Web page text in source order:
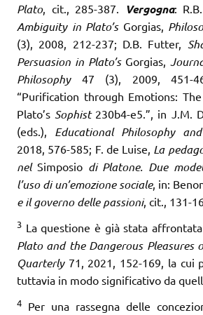
Plato, cit., 285-387. Vergogna:
Ambiguity in Plato’s Gorgias,
(3), 2008, 212-237; D.B. Futter,
Persuasion in Plato’s Gorgias,
Philosophy 47 (3), 2009, 451-
“Purification through Emotions:
Plato’s Sophist 230b4-e5.”, in J.M.
(eds.), Educational Philosophy
2018, 576-585; F. de Luise, La
nel Simposio di Platone. Due
l’uso di un’emozione sociale, in:
e il governo delle passioni, cit., 131-
3 La questione è già stata
Plato and the Dangerous Pleasures
Quarterly 71, 2021, 152-169, la cui
tuttavia in modo significativo da
4 Per una rassegna delle